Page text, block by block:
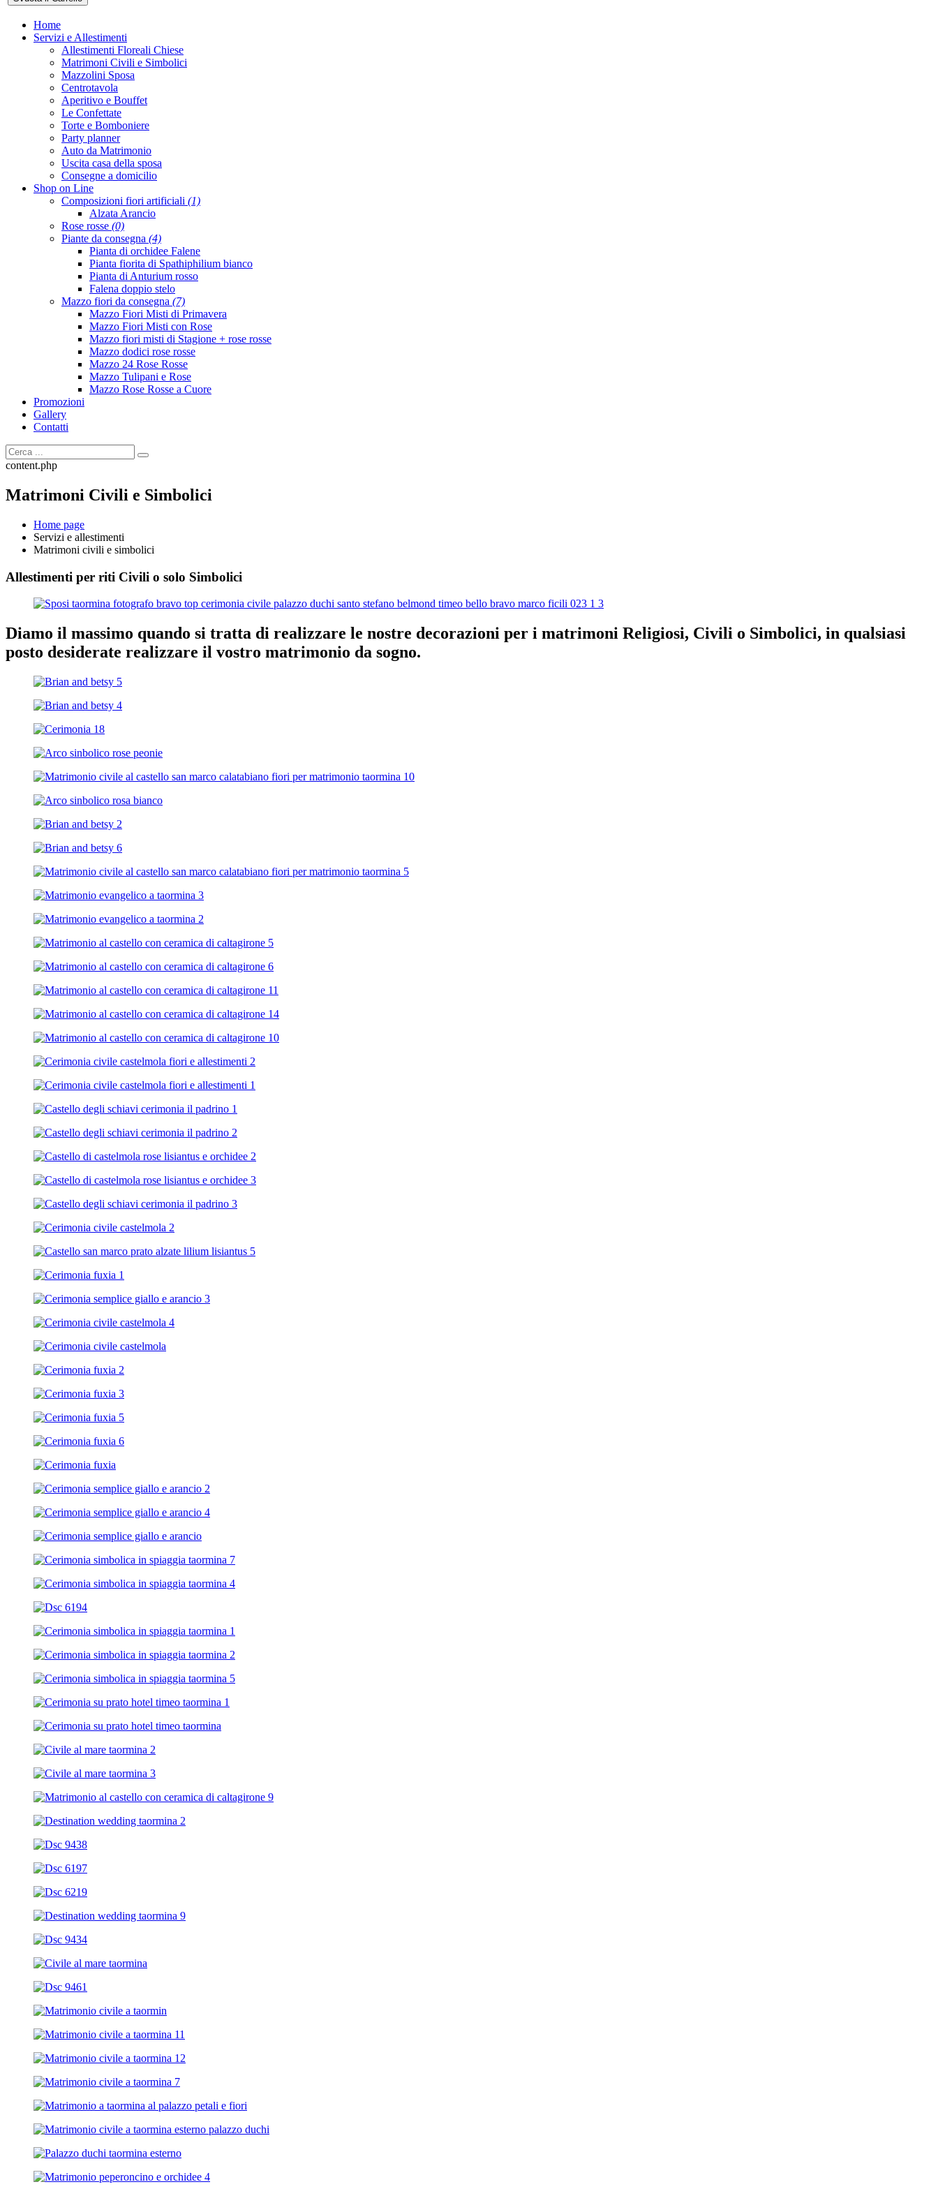
Home
Servizi e Allestimenti
Allestimenti Floreali Chiese
Matrimoni Civili e Simbolici
Mazzolini Sposa
Centrotavola
Aperitivo e Bouffet
Le Confettate
Torte e Bomboniere
Party planner
Auto da Matrimonio
Uscita casa della sposa
Consegne a domicilio
Shop on Line
Composizioni fiori artificiali (1)
Alzata Arancio
Rose rosse (0)
Piante da consegna (4)
Pianta di orchidee Falene
Pianta fiorita di Spathiphilium bianco
Pianta di Anturium rosso
Falena doppio stelo
Mazzo fiori da consegna (7)
Mazzo Fiori Misti di Primavera
Mazzo Fiori Misti con Rose
Mazzo fiori misti di Stagione + rose rosse
Mazzo dodici rose rosse
Mazzo 24 Rose Rosse
Mazzo Tulipani e Rose
Mazzo Rose Rosse a Cuore
Promozioni
Gallery
Contatti
content.php
Matrimoni Civili e Simbolici
Home page
Servizi e allestimenti
Matrimoni civili e simbolici
Allestimenti per riti Civili o solo Simbolici
Diamo il massimo quando si tratta di realizzare le nostre decorazioni per i matrimoni Religiosi, Civili o Simbolici, in qualsiasi
posto desiderate realizzare il vostro matrimonio da sogno.